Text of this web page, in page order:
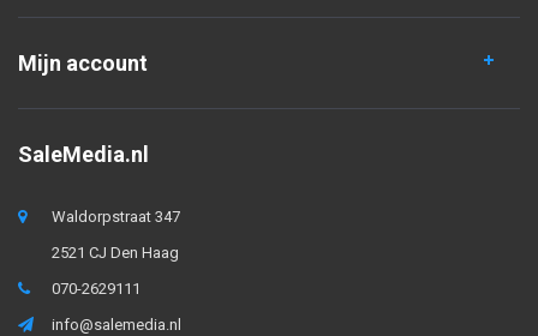
Mijn account
SaleMedia.nl
Waldorpstraat 347
2521 CJ Den Haag
070-2629111
info@salemedia.nl